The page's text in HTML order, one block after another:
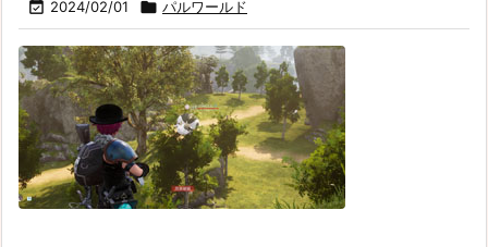
 2024/02/01  パルワールド